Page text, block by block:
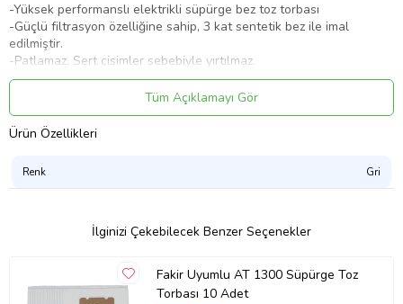
-Yüksek performanslı elektrikli süpürge bez toz torbası
-Güçlü filtrasyon özelliğine sahip, 3 kat sentetik bez ile imal
edilmiştir.
-Patlamaz. Sert cisimler sebebiyle yırtılmaz.
-Bakteri, virüs, mite ve polenlerden korur.
-Tek kullanımlıktır. Dolduğunda yenisi ile değiştirilir.
Dikkat Edilmesi Gerekenler;
siparişinizi verdiğiniz takdirde problem yaşamanız söz konusu
olmayacaktır.
tereddüte düşerseniz, mesaj ile bize süpürgenizin altındaki etikette
* Ürünlerimiz hasar görmeyecek şekilde paketlenerek faturası ile
birlikte gönderilmektedir.
Tüm Açıklamayı Gör
Ürün Özellikleri
Renk Gri
İlginizi Çekebilecek Benzer Seçenekler
Fakir Uyumlu AT 1300 Süpürge Toz
Torbası 10 Adet